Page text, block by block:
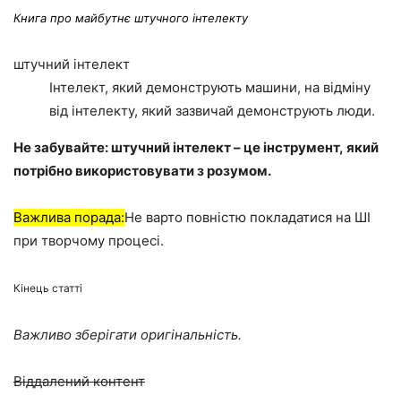
Книга про майбутнє штучного інтелекту
штучний інтелект
Інтелект, який демонструють машини, на відміну
від інтелекту, який зазвичай демонструють люди.
Не забувайте: штучний інтелект – це інструмент, який
потрібно використовувати з розумом.
Важлива порада:Не варто повністю покладатися на ШІ
при творчому процесі.
Кінець статті
Важливо зберігати оригінальність.
Віддалений контент